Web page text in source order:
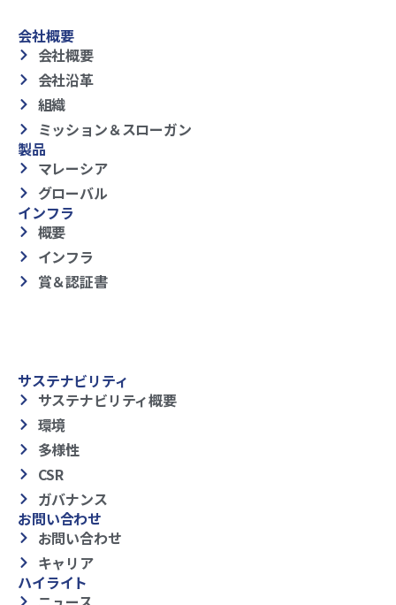
会社概要
会社概要
会社沿革
組織
ミッション＆スローガン
製品
マレーシア
グローバル
インフラ
概要
インフラ
賞＆認証書
サステナビリティ
サステナビリティ概要
環境
多様性
CSR
ガバナンス
お問い合わせ
お問い合わせ
キャリア
ハイライト